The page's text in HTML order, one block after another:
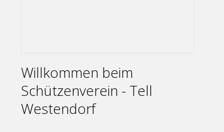
Willkommen beim
Schützenverein - Tell
Westendorf